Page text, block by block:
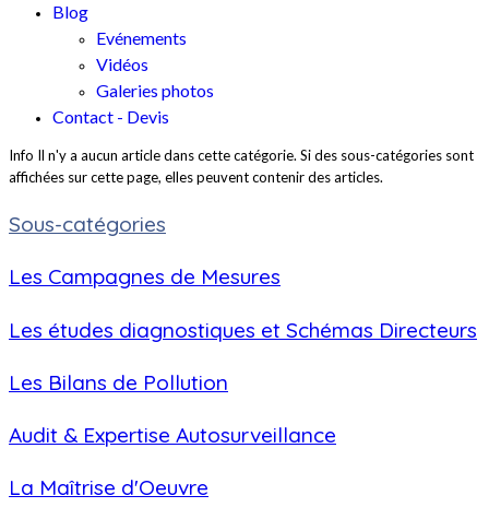
Blog
Evénements
Vidéos
Galeries photos
Contact - Devis
Info Il n'y a aucun article dans cette catégorie. Si des sous-catégories sont
affichées sur cette page, elles peuvent contenir des articles.
Sous-catégories
Les Campagnes de Mesures
Les études diagnostiques et Schémas Directeurs
Les Bilans de Pollution
Audit & Expertise Autosurveillance
La Maîtrise d'Oeuvre